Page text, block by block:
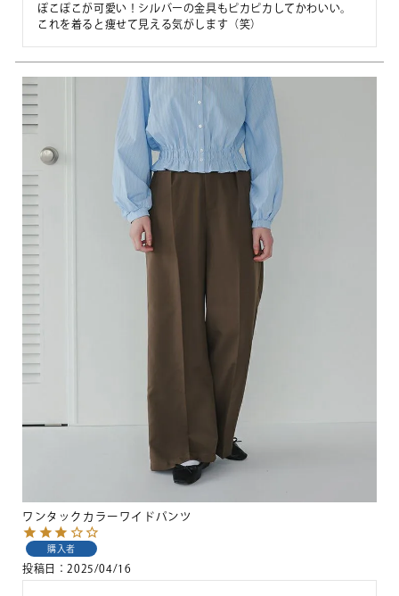
ぽこぽこが可愛い！シルバーの金具もピカピカしてかわいい。
これを着ると痩せて見える気がします（笑）
ワンタックカラーワイドパンツ
購入者
投稿日 2025/04/16